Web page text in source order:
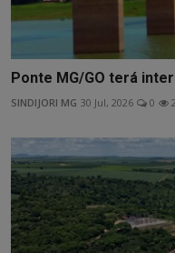
Ponte MG/GO terá
SINDIJORI MG 30 Jul, 2026 0